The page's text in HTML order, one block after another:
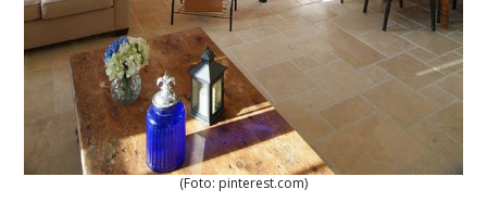
(Foto: pinterest.com)